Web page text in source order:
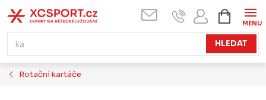
na
obsah
HLEDAT
KOŠÍK
Rotační kartáče